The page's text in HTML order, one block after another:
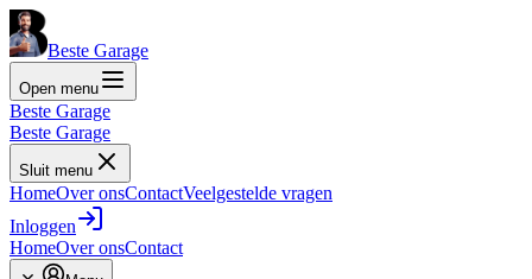
Beste Garage
Open menu
Beste Garage
Beste Garage
Sluit menu
HomeOver onsContactVeelgestelde vragen
Inloggen
HomeOver onsContact